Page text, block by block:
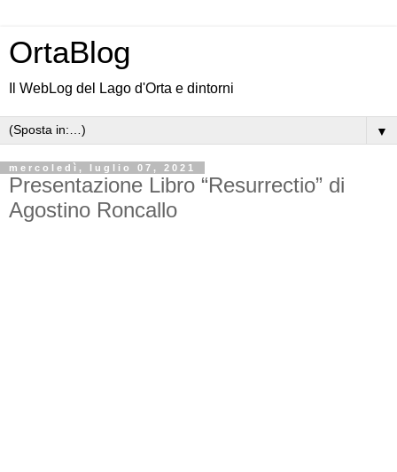
OrtaBlog
Il WebLog del Lago d'Orta e dintorni
▼
mercoledì, luglio 07, 2021
Presentazione Libro “Resurrectio” di
Agostino Roncallo